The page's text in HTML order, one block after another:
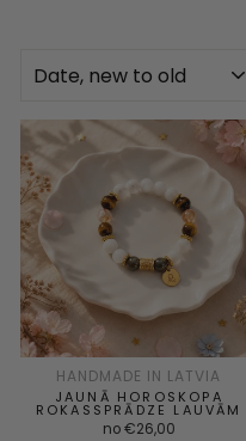
HANDMADE IN LATVIA
JAUNĀ HOROSKOPA
ROKASSPRĀDZE LAUVĀM
no €26,00